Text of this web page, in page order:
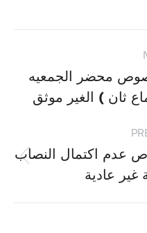
عدم اكتمال النصاب
غير عادية
محضر الجمعيه
ثان ) الغير موثق